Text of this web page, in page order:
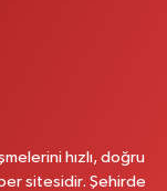
hızlı, doğru
sitesidir. Şehirde